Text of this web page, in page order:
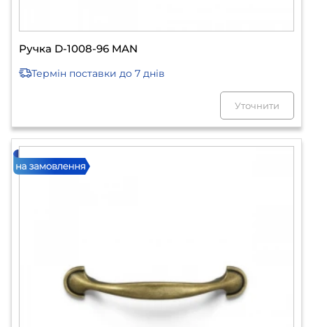
Ручка D-1008-96 MAN
Термін поставки до 7 днів
Уточнити